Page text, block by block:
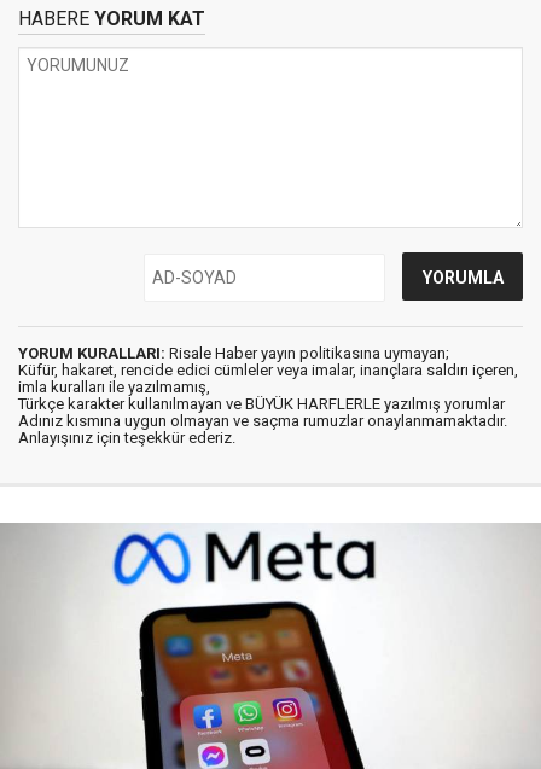
HABERE YORUM KAT
YORUM KURALLARI: Risale Haber yayın politikasına uymayan;
Küfür, hakaret, rencide edici cümleler veya imalar, inançlara saldırı içeren,
imla kuralları ile yazılmamış,
Türkçe karakter kullanılmayan ve BÜYÜK HARFLERLE yazılmış yorumlar
Adınız kısmına uygun olmayan ve saçma rumuzlar onaylanmamaktadır.
Anlayışınız için teşekkür ederiz.